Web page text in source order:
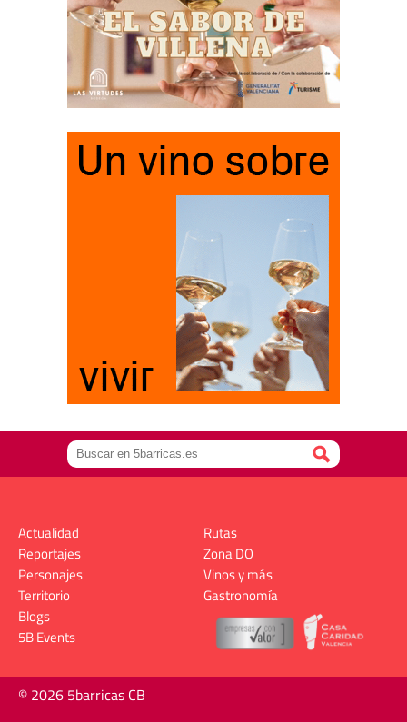
Actualidad
Reportajes
Personajes
Territorio
Rutas
Zona DO
Vinos y más
Gastronomía
Blogs
5B Events
© 2026 5barricas CB